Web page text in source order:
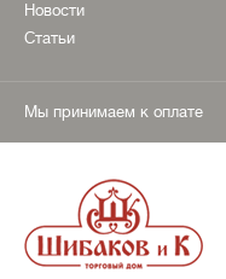
Новости
Статьи
Мы принимаем к оплате